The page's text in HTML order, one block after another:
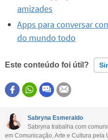
amizades
Apps para conversar
do mundo todo
Este conteúdo foi útil?
Este conteúdo contém
Este conteúdo não tem a
Outro
Sabryna Esmeraldo
Sabryna trabalha com
em Comunicação, Arte e Cultura pela